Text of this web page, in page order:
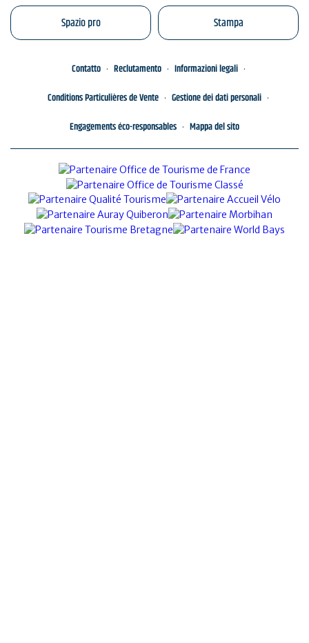
Spazio pro Stampa
Contatto Reclutamento
Informazioni legali
Conditions Particulières de Vente
Gestione dei dati personali
Engagements éco-responsables
Mappa del sito